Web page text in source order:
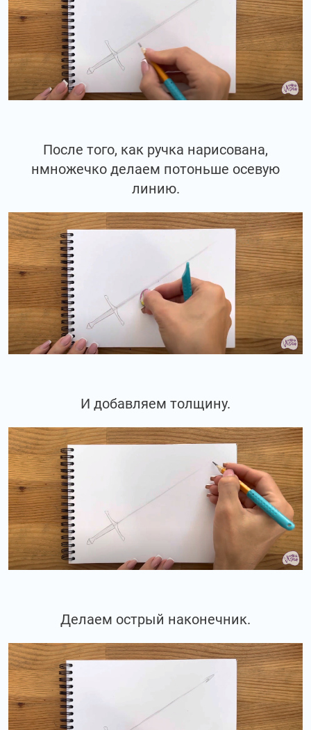
После того, как ручка нарисована,
нмножечко делаем потоньше осевую
линию.
И добавляем толщину.
Делаем острый наконечник.